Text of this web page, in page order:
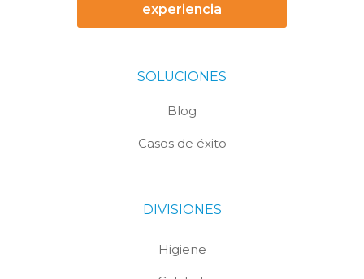
experiencia
SOLUCIONES
Blog
Casos de éxito
DIVISIONES
Higiene